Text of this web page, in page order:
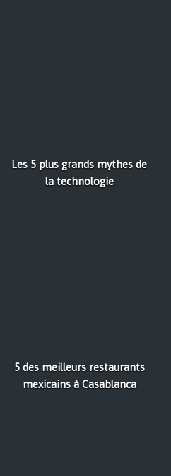
Les 5 plus grands mythes de
la technologie
5 des meilleurs restaurants
mexicains à Casablanca